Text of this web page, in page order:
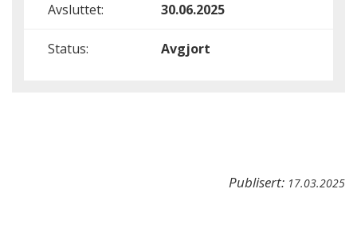
Avsluttet: 30.06.2025
Status: Avgjort
Publisert: 17.03.2025